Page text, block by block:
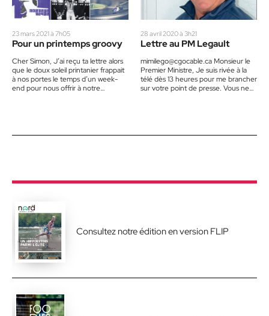
23 mars 2021 à 7h05
Pour un printemps groovy
Cher Simon, J’ai reçu ta lettre alors
que le doux soleil printanier frappait
à nos portes le temps d’un week-
end pour nous offrir à notre…
28 avril 2020 à 3h21
Lettre au PM Legault
mimilego@cgocable.ca Monsieur le
Premier Ministre, Je suis rivée à la
télé dès 13 heures pour me brancher
sur votre point de presse. Vous ne
Consultez notre édition en version FLIP